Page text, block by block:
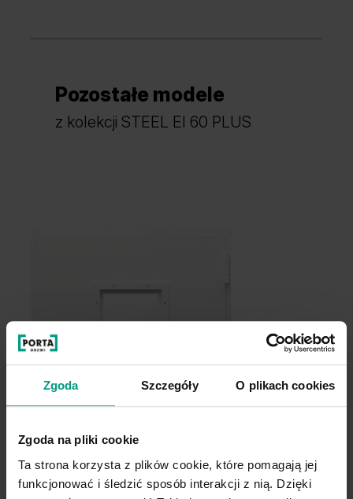
Zgoda Szczegóły O plikach cookies
Zgoda na pliki cookie
Ta strona korzysta z plików cookie, które pomagają jej
funkcjonować i śledzić sposób interakcji z nią. Dzięki
Pozostałe modele
z kolekcji STEEL EI 60 PLUS